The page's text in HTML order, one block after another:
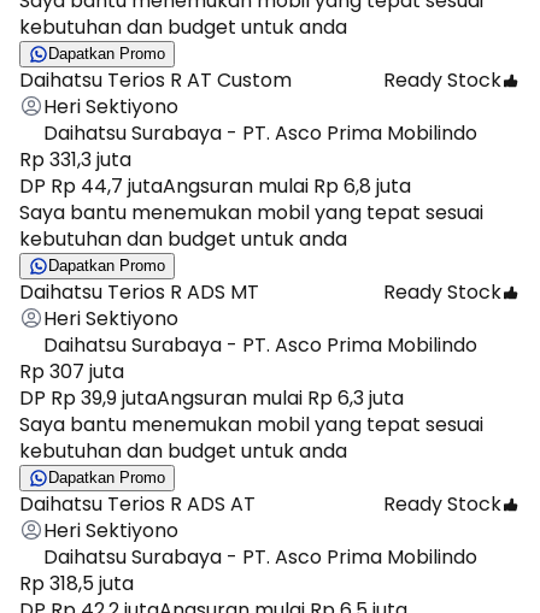
kebutuhan dan budget untuk anda
Dapatkan Promo
Daihatsu Terios R AT Custom
Ready Stock
Heri Sektiyono
Daihatsu Surabaya - PT. Asco Prima Mobilindo
Rp 331,3 juta
DP Rp 44,7 jutaAngsuran mulai Rp 6,8 juta
Saya bantu menemukan mobil yang tepat sesuai
kebutuhan dan budget untuk anda
Dapatkan Promo
Daihatsu Terios R ADS MT
Ready Stock
Heri Sektiyono
Daihatsu Surabaya - PT. Asco Prima Mobilindo
Rp 307 juta
DP Rp 39,9 jutaAngsuran mulai Rp 6,3 juta
Saya bantu menemukan mobil yang tepat sesuai
kebutuhan dan budget untuk anda
Dapatkan Promo
Daihatsu Terios R ADS AT
Ready Stock
Heri Sektiyono
Daihatsu Surabaya - PT. Asco Prima Mobilindo
Rp 318,5 juta